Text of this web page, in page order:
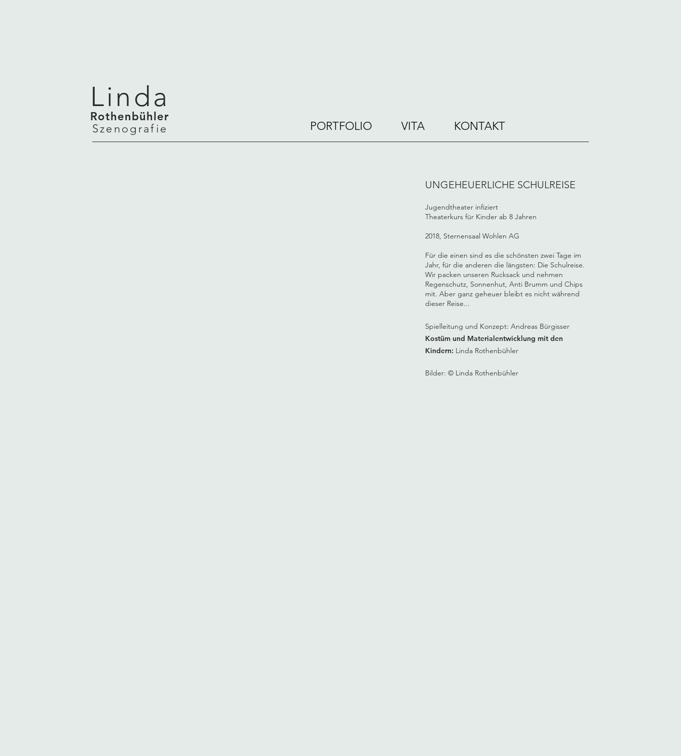
PORTFOLIO VITA KONTAKT
Linda
Rothenbühler
Szenografie
UNGEHEUERLICHE SCHULREISE
Jugendtheater infiziert
Theaterkurs für Kinder ab 8 Jahren
2018, Sternensaal Wohlen AG
Für die einen sind es die schönsten zwei Tage im
Jahr, für die anderen die längsten: Die Schulreise.
Wir packen unseren Rucksack und nehmen
Regenschutz, Sonnenhut, Anti Brumm und Chips
mit. Aber ganz geheuer bleibt es nicht während
dieser Reise...
Spielleitung und Konzept: Andreas Bürgisser
Kostüm und Materialentwicklung mit den
Kindern: Linda Rothenbühler
Bilder: © Linda Rothenbühler